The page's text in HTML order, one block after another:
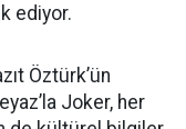
ediyor.
Öztürk’ün
Joker, her